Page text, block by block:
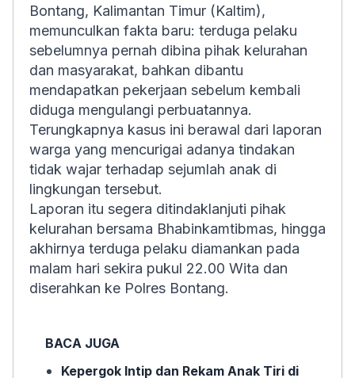
Bontang, Kalimantan Timur (Kaltim),
memunculkan fakta baru: terduga pelaku
sebelumnya pernah dibina pihak kelurahan
dan masyarakat, bahkan dibantu
mendapatkan pekerjaan sebelum kembali
diduga mengulangi perbuatannya.
Terungkapnya kasus ini berawal dari laporan
warga yang mencurigai adanya tindakan
tidak wajar terhadap sejumlah anak di
lingkungan tersebut.
Laporan itu segera ditindaklanjuti pihak
kelurahan bersama Bhabinkamtibmas, hingga
akhirnya terduga pelaku diamankan pada
malam hari sekira pukul 22.00 Wita dan
diserahkan ke Polres Bontang.
BACA JUGA
Kepergok Intip dan Rekam Anak Tiri di